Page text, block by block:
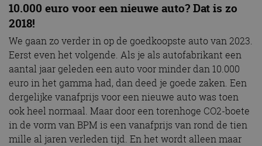
10.000 euro voor een nieuwe auto? Dat is zo
2018!
We gaan zo verder in op de goedkoopste auto van 2023.
Eerst even het volgende. Als je als autofabrikant een
aantal jaar geleden een auto voor minder dan 10.000
euro in het gamma had, dan deed je goede zaken. Een
dergelijke vanafprijs voor een nieuwe auto was toen
ook heel normaal. Maar door een torenhoge CO2-boete
in de vorm van BPM is een vanafprijs van rond de tien
mille al jaren verleden tijd. En het wordt alleen maar